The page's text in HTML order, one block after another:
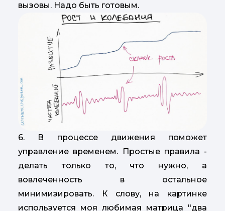
вызовы. Надо быть готовым.
6. В процессе движения поможет
управление временем. Простые правила -
делать только то, что нужно, а
вовлеченность в остальное
минимизировать. К слову, на картинке
используется моя любимая матрица "два